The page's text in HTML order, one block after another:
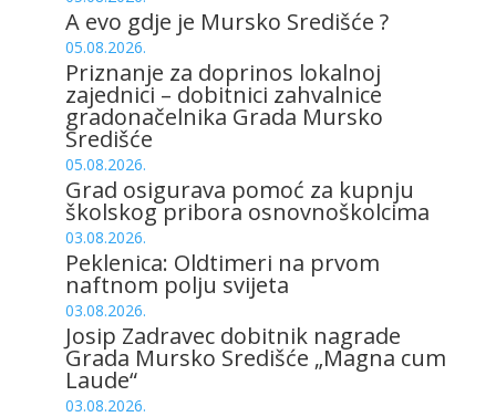
A evo gdje je Mursko Središće ?
05.08.2026.
Priznanje za doprinos lokalnoj
zajednici – dobitnici zahvalnice
gradonačelnika Grada Mursko
Središće
05.08.2026.
Grad osigurava pomoć za kupnju
školskog pribora osnovnoškolcima
03.08.2026.
Peklenica: Oldtimeri na prvom
naftnom polju svijeta
03.08.2026.
Josip Zadravec dobitnik nagrade
Grada Mursko Središće „Magna cum
Laude“
03.08.2026.